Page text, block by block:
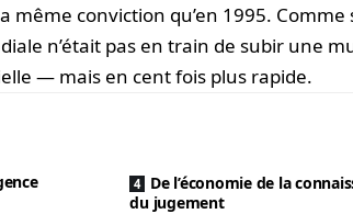
même conviction qu’en 1995. Comme
n’était pas en train de subir une
— mais en cent fois plus rapide.
De l’économie de la
du jugement